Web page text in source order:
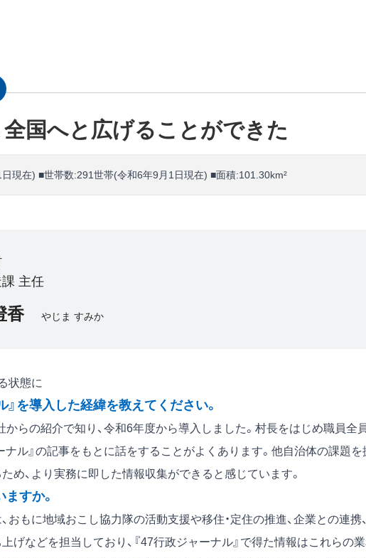
全国へと広げることができた
現在) ■世帯数:291世帯(令和6年9月1日現在) ■面積:101.30km²
主任
香 やじま すみか
状態に
を導入した経緯を教えてください。
らの紹介で知り、令和6年度から導入しました。村長をはじめ職員全
ナル』の記事をもとに話をすることがよくあります。他自治体の課題を
め、より実務に即した情報収集ができると感じています。
すか。
もに地域おこし協力隊の活動支援や移住・定住の推進、企業との連携、
げなどを担当しており、『47行政ジャーナル』で得た情報はこれらの